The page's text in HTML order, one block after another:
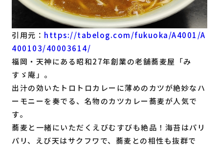
引用元： https://tabelog.com/fukuoka/A4001/A
400103/40003614/
福岡・天神にある昭和27年創業の老舗蕎麦屋「み
すゞ庵」。
出汁の効いたトロトロカレーに薄めのカツが絶妙なハ
ーモニーを奏でる、名物のカツカレー蕎麦が人気で
す。
蕎麦と一緒にいただくえびむすびも絶品！海苔はパリ
パリ、えび天はサクフワで、蕎麦との相性も抜群で